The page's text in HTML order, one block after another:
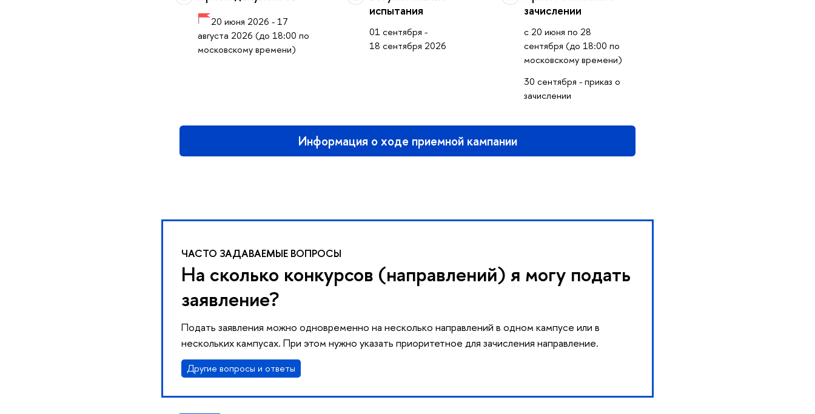
20 июня 2026 - 17
августа 2026 (до 18:00 по
московскому времени)
испытания
01 сентября -
18 сентября 2026
зачислении
с 20 июня по 28
сентября (до 18:00 по
московскому времени)
30 сентября - приказ о
зачислении
Информация о ходе приемной кампании
ЧАСТО ЗАДАВАЕМЫЕ ВОПРОСЫ
На сколько конкурсов (направлений) я могу подать
заявление?
Подать заявления можно одновременно на несколько направлений в одном кампусе или в
нескольких кампусах. При этом нужно указать приоритетное для зачисления направление.
Другие вопросы и ответы